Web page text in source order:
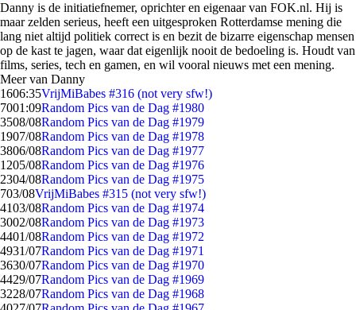
Danny is de initiatiefnemer, oprichter en eigenaar van FOK.nl. Hij is
maar zelden serieus, heeft een uitgesproken Rotterdamse mening die
lang niet altijd politiek correct is en bezit de bizarre eigenschap mensen
op de kast te jagen, waar dat eigenlijk nooit de bedoeling is. Houdt van
films, series, tech en gamen, en wil vooral nieuws met een mening.
Meer van Danny
1606:35VrijMiBabes #316 (not very sfw!)
7001:09Random Pics van de Dag #1980
3508/08Random Pics van de Dag #1979
1907/08Random Pics van de Dag #1978
3806/08Random Pics van de Dag #1977
1205/08Random Pics van de Dag #1976
2304/08Random Pics van de Dag #1975
703/08VrijMiBabes #315 (not very sfw!)
4103/08Random Pics van de Dag #1974
3002/08Random Pics van de Dag #1973
4401/08Random Pics van de Dag #1972
4931/07Random Pics van de Dag #1971
3630/07Random Pics van de Dag #1970
4429/07Random Pics van de Dag #1969
3228/07Random Pics van de Dag #1968